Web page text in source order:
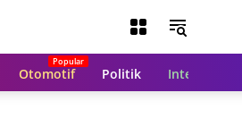
Otomotif Politik Internasional